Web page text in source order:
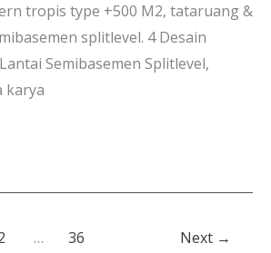
tropis type +500 M2, tataruang &
splitlevel. 4 Desain
Semibasemen Splitlevel,
karya
… 36 Next →